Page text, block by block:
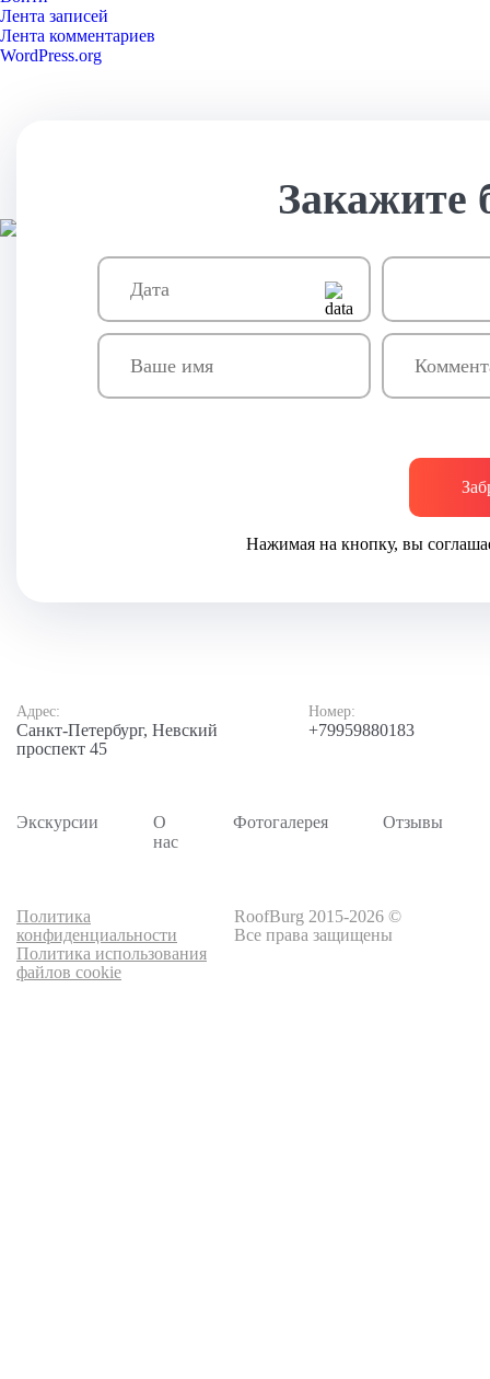
Лента записей
Лента комментариев
WordPress.org
Закажите
Нажимая на кнопку, вы
Адрес:
Санкт-Петербург, Невский
проспект 45
Номер:
+79959880183
Экскурсии
О
нас
Фотогалерея Отзывы
Политика
конфиденциальности
Политика использования
файлов cookie
RoofBurg 2015-2026 ©
Все права защищены